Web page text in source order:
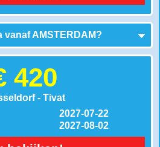
vanafAMSTERDAM?
420
- Tivat
2027-07-22
2027-08-02